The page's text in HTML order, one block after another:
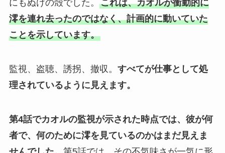
にもぬけの殻でした。 これは、カオルが衝動的に
澪を連れ去ったのではなく、計画的に動いていた
ことを示しています。
監視、盗聴、誘拐、撤収。 すべてが仕事として処
理されているように見えます。
第4話でカオルの監視が示された時点では、彼が何
者で、何のために澪を見ているのかはまだ見えま